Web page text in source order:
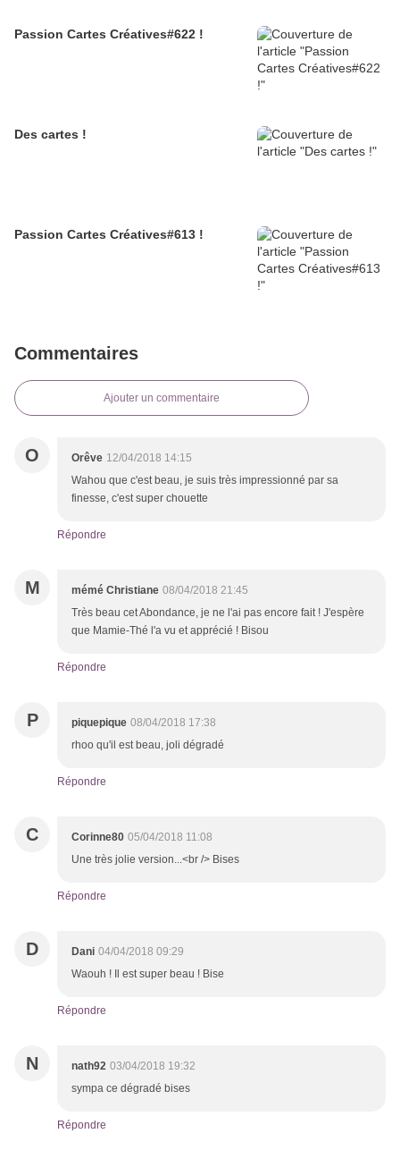
Passion Cartes Créatives#622 !
Des cartes !
Passion Cartes Créatives#613 !
Commentaires
Ajouter un commentaire
O Orêve 12/04/2018 14:15
Wahou que c'est beau, je suis très impressionné par sa
finesse, c'est super chouette
Répondre
M mémé Christiane 08/04/2018 21:45
Très beau cet Abondance, je ne l'ai pas encore fait ! J'espère
que Mamie-Thé l'a vu et apprécié ! Bisou
Répondre
P piquepique 08/04/2018 17:38
rhoo qu'il est beau, joli dégradé
Répondre
C Corinne80 05/04/2018 11:08
Une très jolie version...<br /> Bises
Répondre
D Dani 04/04/2018 09:29
Waouh ! Il est super beau ! Bise
Répondre
N nath92 03/04/2018 19:32
sympa ce dégradé bises
Répondre